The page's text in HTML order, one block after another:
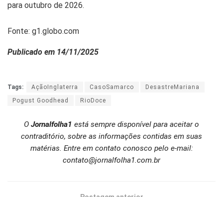
para outubro de 2026.
Fonte: g1.globo.com
Publicado em 14/11/2025
Tags: AçãoInglaterra CasoSamarco
DesastreMariana
Pogust Goodhead
RioDoce
O Jornalfolha1 está sempre disponível para aceitar o
contraditório, sobre as informações contidas em suas
matérias. Entre em contato conosco pelo e-mail:
contato@jornalfolha1.com.br